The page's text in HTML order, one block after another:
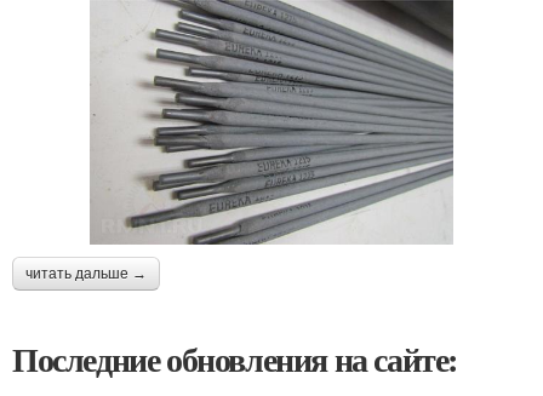
читать дальше →
Последние обновления на сайте: